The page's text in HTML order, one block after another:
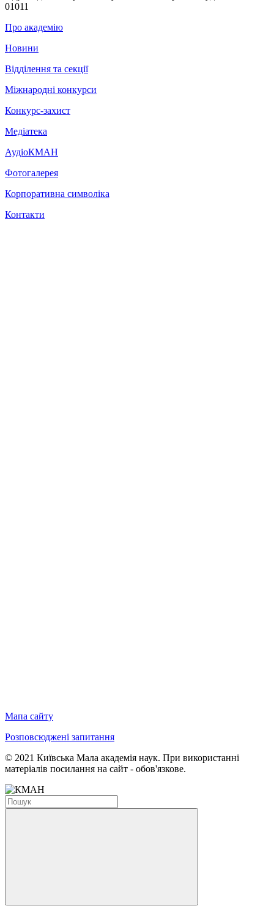
01011
Про академію
Новини
Відділення та секції
Міжнародні конкурси
Конкурс-захист
Медіатека
АудіоКМАН
Фотогалерея
Корпоративна символіка
Контакти
Мапа сайту
Розповсюджені запитання
© 2021 Київська Мала академія наук. При використанні
матеріалів посилання на сайт - обов'язкове.